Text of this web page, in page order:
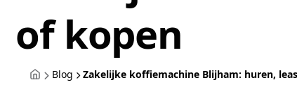
of kopen
Blog Zakelijke koffiemachine Blijham: huren,